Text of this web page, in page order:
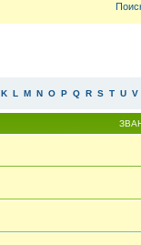
K L M N O P Q R S T U V